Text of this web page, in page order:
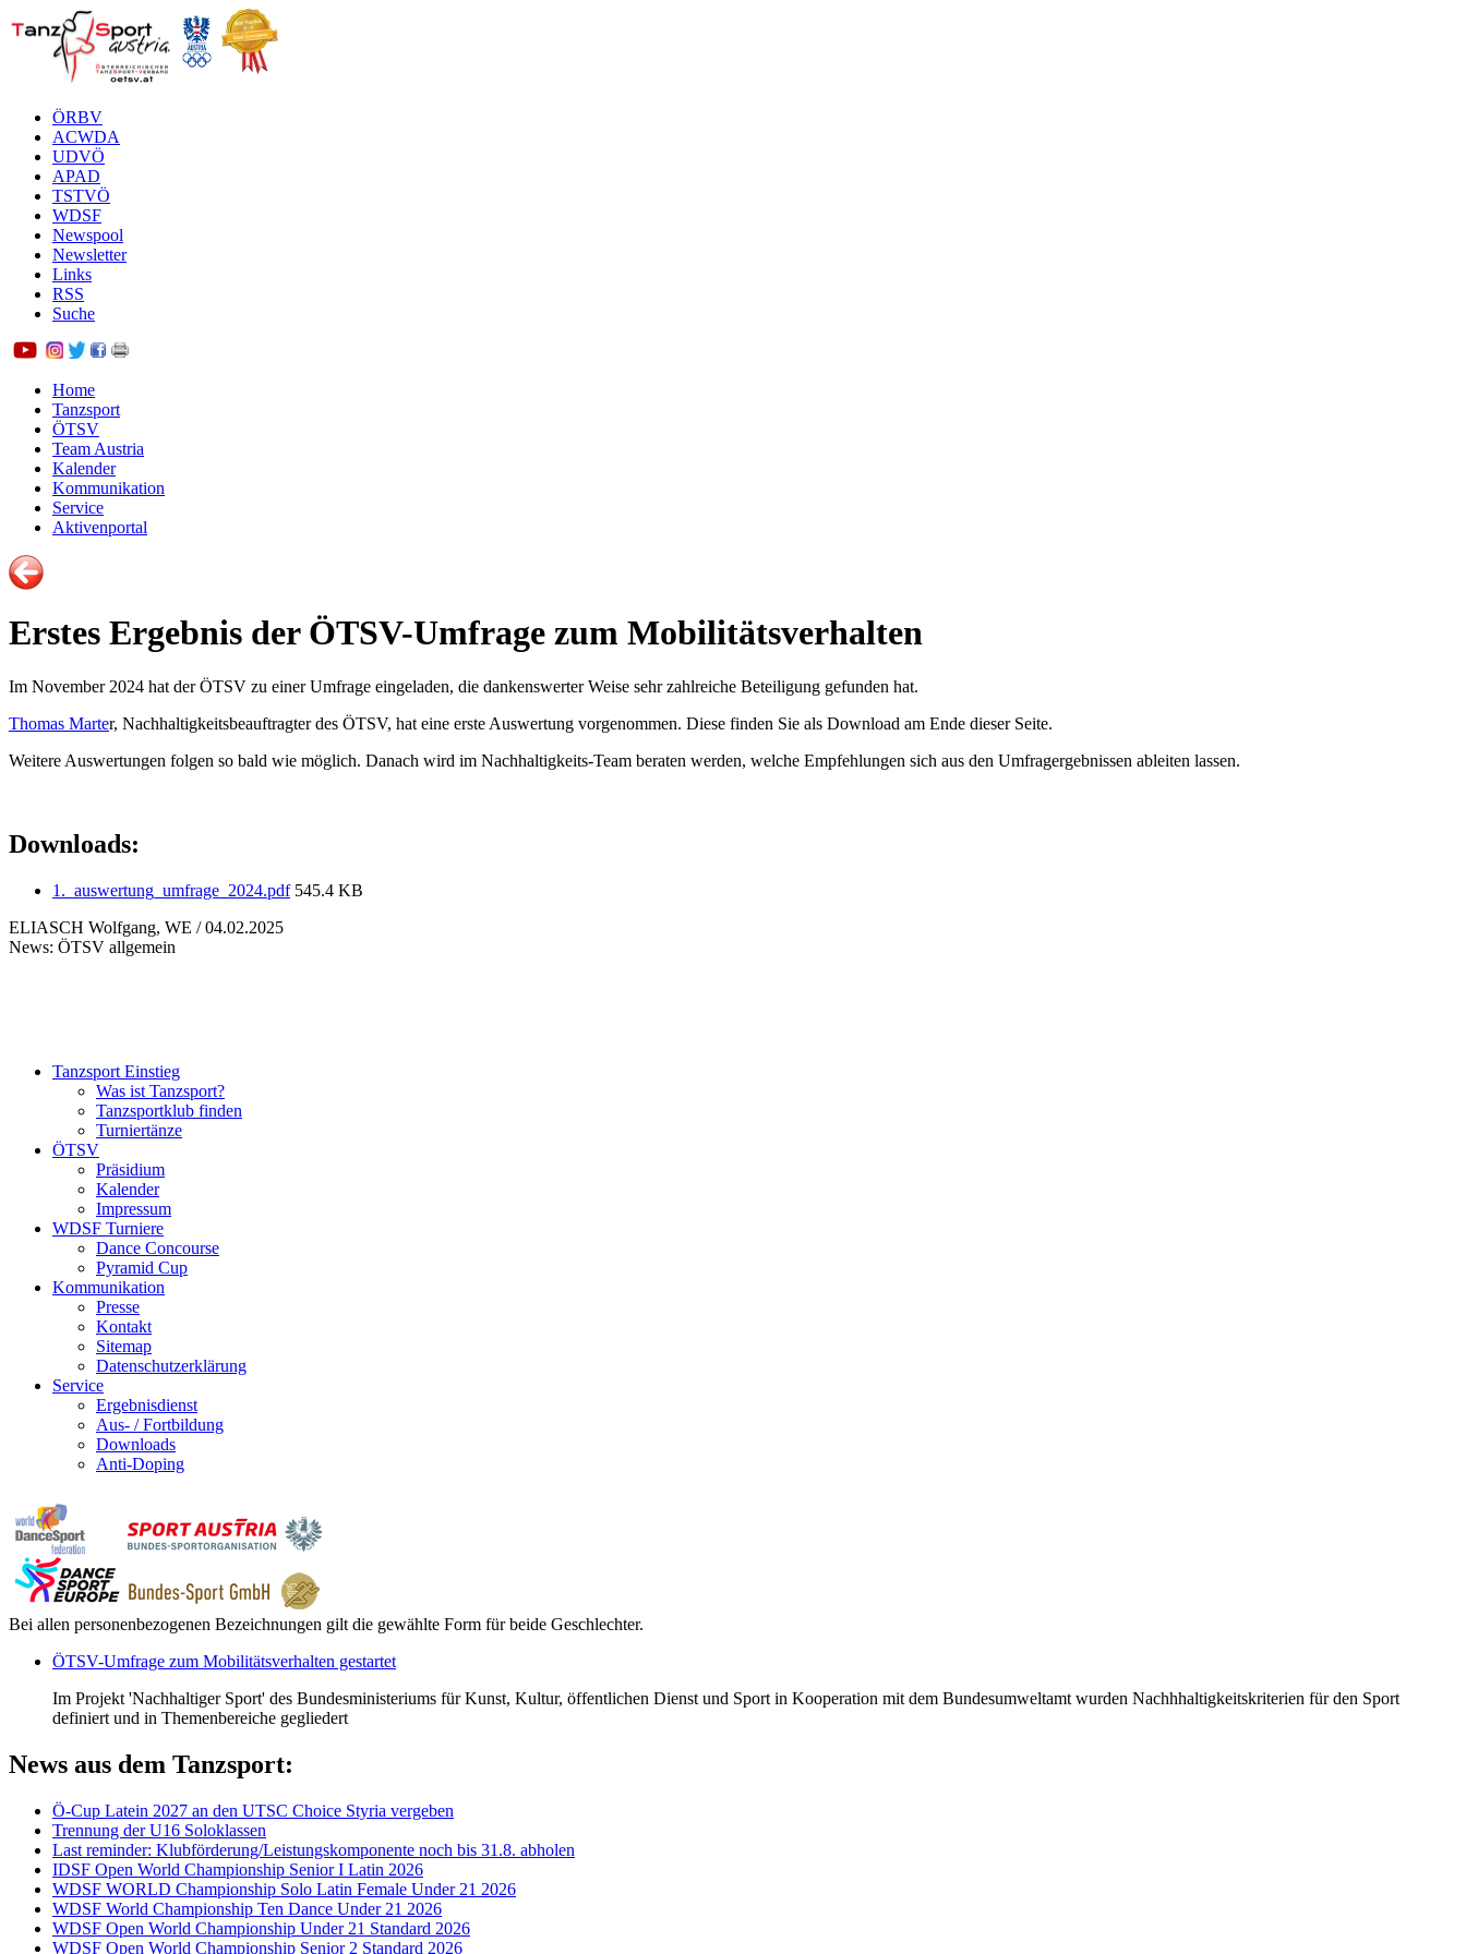
ÖRBV
ACWDA
UDVÖ
APAD
TSTVÖ
WDSF
Newspool
Newsletter
Links
RSS
Suche
Home
Tanzsport
ÖTSV
Team Austria
Kalender
Kommunikation
Service
Aktivenportal
Erstes Ergebnis der ÖTSV-Umfrage zum Mobilitätsverhalten
Im November 2024 hat der ÖTSV zu einer Umfrage eingeladen, die dankenswerter Weise sehr zahlreiche Beteiligung gefunden hat.
Thomas Marter, Nachhaltigkeitsbeauftragter des ÖTSV, hat eine erste Auswertung vorgenommen. Diese finden Sie als Download am Ende dieser Seite.
Weitere Auswertungen folgen so bald wie möglich. Danach wird im Nachhaltigkeits-Team beraten werden, welche Empfehlungen sich aus den Umfragergebnissen ableiten lassen.
Downloads:
1._auswertung_umfrage_2024.pdf 545.4 KB
ELIASCH Wolfgang, WE / 04.02.2025
News: ÖTSV allgemein
Tanzsport Einstieg
Was ist Tanzsport?
Tanzsportklub finden
Turniertänze
ÖTSV
Präsidium
Kalender
Impressum
WDSF Turniere
Dance Concourse
Pyramid Cup
Kommunikation
Presse
Kontakt
Sitemap
Datenschutzerklärung
Service
Ergebnisdienst
Aus- / Fortbildung
Downloads
Anti-Doping
Bei allen personenbezogenen Bezeichnungen gilt die gewählte Form für beide Geschlechter.
ÖTSV-Umfrage zum Mobilitätsverhalten gestartet
Im Projekt 'Nachhaltiger Sport' des Bundesministeriums für Kunst, Kultur, öffentlichen Dienst und Sport in Kooperation mit dem Bundesumweltamt wurden Nachhhaltigkeitskriterien für den Sport
definiert und in Themenbereiche gegliedert
News aus dem Tanzsport:
Ö-Cup Latein 2027 an den UTSC Choice Styria vergeben
Trennung der U16 Soloklassen
Last reminder: Klubförderung/Leistungskomponente noch bis 31.8. abholen
IDSF Open World Championship Senior I Latin 2026
WDSF WORLD Championship Solo Latin Female Under 21 2026
WDSF World Championship Ten Dance Under 21 2026
WDSF Open World Championship Under 21 Standard 2026
WDSF Open World Championship Senior 2 Standard 2026